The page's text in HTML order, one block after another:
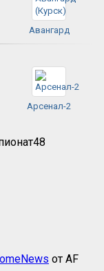
Авангард
Арсенал-2
от AF